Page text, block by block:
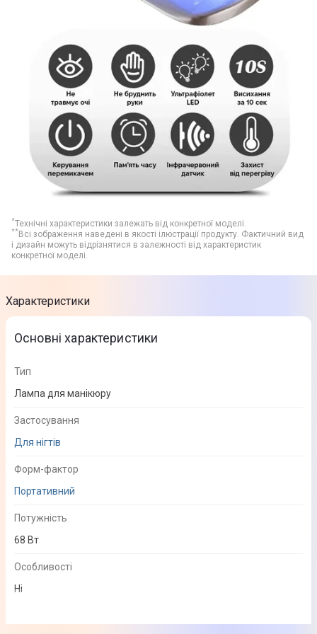
*Технічні характеристики залежать від конкретної моделі.
** Всі зображення наведені в якості ілюстрації продукту. Фактичний вид
і дизайн можуть відрізнятися в залежності від характеристик
конкретної моделі.
Характеристики
Основні характеристики
Тип
Лампа для манікюру
Застосування
Для нігтів
Форм-фактор
Портативний
Потужність
68 Вт
Особливості
Ні
Масаж